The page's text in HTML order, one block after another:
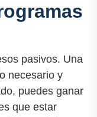
pasivos. Una
necesario y
puedes ganar
que estar